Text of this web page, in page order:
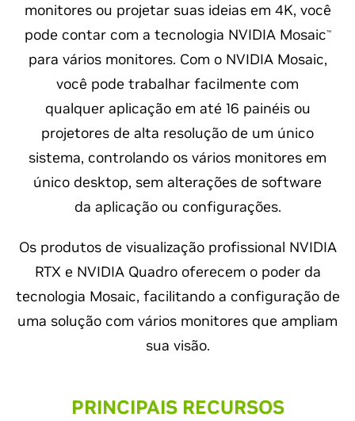
monitores ou projetar suas ideias em 4K, você
pode contar com a tecnologia NVIDIA Mosaic™
para vários monitores. Com o NVIDIA Mosaic,
você pode trabalhar facilmente com
qualquer aplicação em até 16 painéis ou
projetores de alta resolução de um único
sistema, controlando os vários monitores em
único desktop, sem alterações de software
da aplicação ou configurações.
Os produtos de visualização profissional NVIDIA
RTX e NVIDIA Quadro oferecem o poder da
tecnologia Mosaic, facilitando a configuração de
uma solução com vários monitores que ampliam
sua visão.
PRINCIPAIS RECURSOS